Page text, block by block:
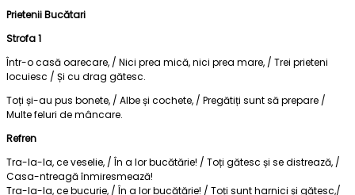
Prietenii Bucătari
Strofa 1
Într-o casă oarecare, / Nici prea mică, nici prea mare, / Trei prieteni
locuiesc / Și cu drag gătesc.
Toți și-au pus bonete, / Albe și cochete, / Pregătiți sunt să prepare /
Multe feluri de mâncare.
Refren
Tra-la-la, ce veselie, / În a lor bucătărie! / Toți gătesc și se distrează, /
Casa-ntreagă înmiresmează!
Tra-la-la, ce bucurie, / În a lor bucătărie! / Toți sunt harnici și gătesc,/